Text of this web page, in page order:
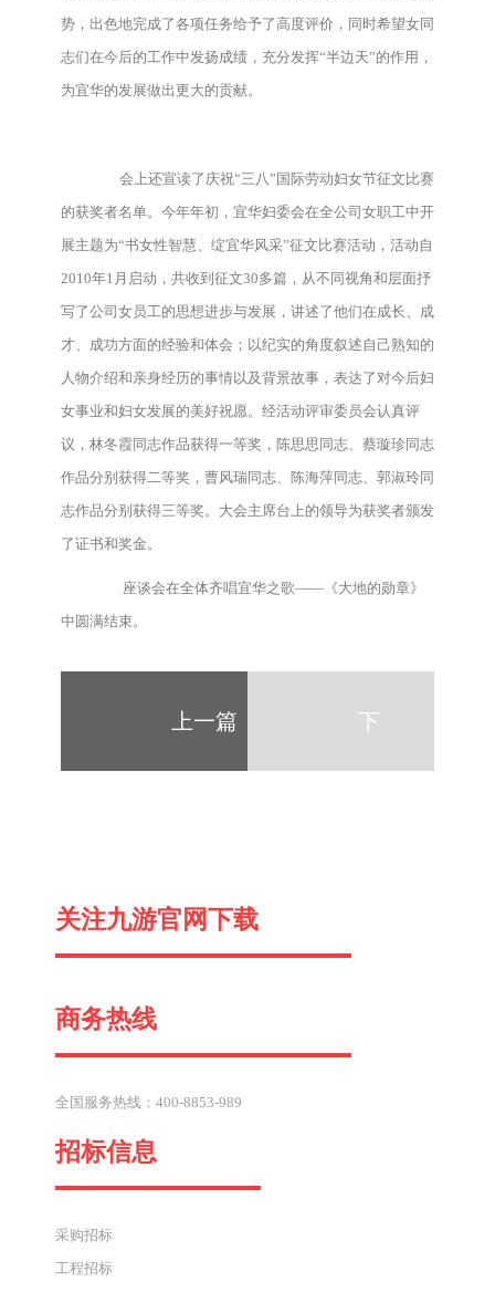
势，出色地完成了各项任务给予了高度评价，同时希望女同
志们在今后的工作中发扬成绩，充分发挥“半边天”的作用，
为宜华的发展做出更大的贡献。
会上还宣读了庆祝“三八”国际劳动妇女节征文比赛
的获奖者名单。今年年初，宜华妇委会在全公司女职工中开
展主题为“书女性智慧、绽宜华风采”征文比赛活动，活动自
2010年1月启动，共收到征文30多篇，从不同视角和层面抒
写了公司女员工的思想进步与发展，讲述了他们在成长、成
才、成功方面的经验和体会；以纪实的角度叙述自己熟知的
人物介绍和亲身经历的事情以及背景故事，表达了对今后妇
女事业和妇女发展的美好祝愿。经活动评审委员会认真评
议，林冬霞同志作品获得一等奖，陈思思同志、蔡璇珍同志
作品分别获得二等奖，曹风瑞同志、陈海萍同志、郭淑玲同
志作品分别获得三等奖。大会主席台上的领导为获奖者颁发
了证书和奖金。
座谈会在全体齐唱宜华之歌——《大地的勋章》
中圆满结束。
上一篇 下
关注九游官网下载
商务热线
全国服务热线：400-8853-989
招标信息
采购招标
工程招标